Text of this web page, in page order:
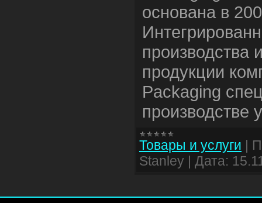
основана в
производства
продукции
Packaging
производстве
Товары и услуги
Stanley
Дата: